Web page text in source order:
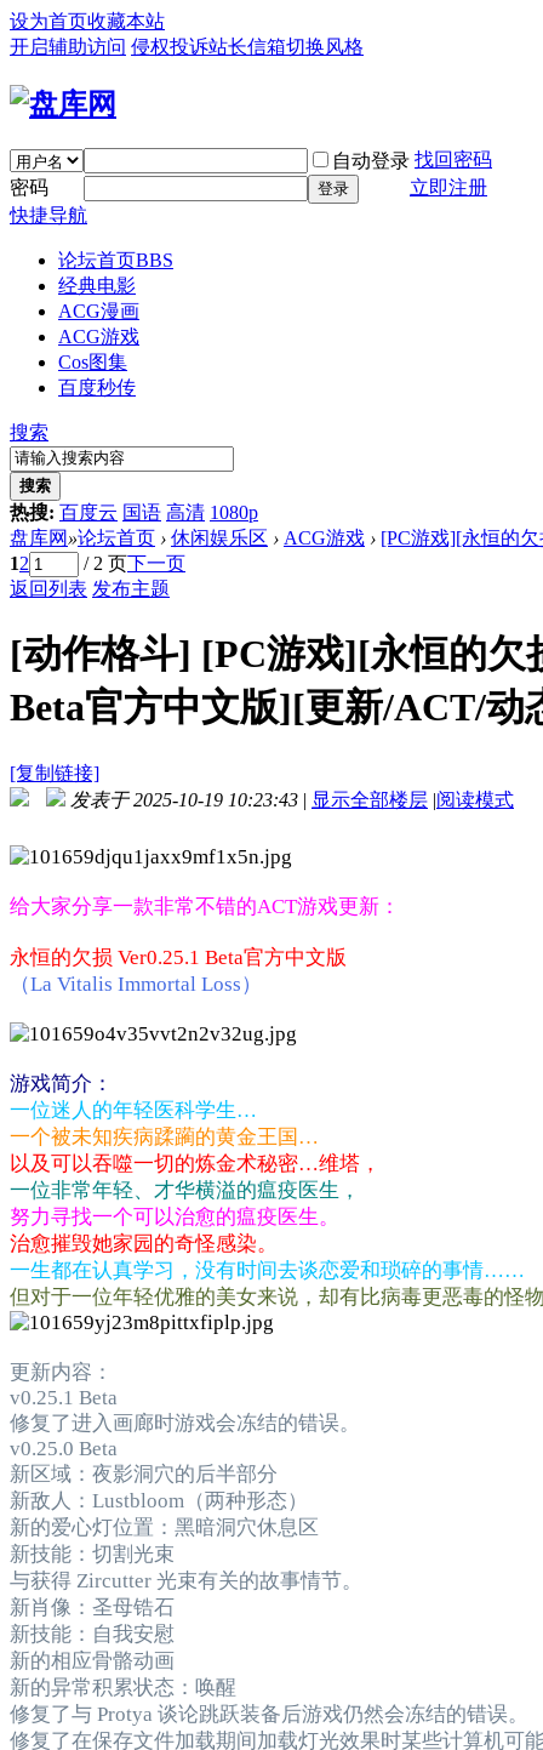
设为首页收藏本站
开启辅助访问 侵权投诉站长信箱切换风格
自动登录 找回密码
密码
登录
立即注册
快捷导航
论坛首页BBS
经典电影
ACG漫画
ACG游戏
Cos图集
百度秒传
搜索
搜索
热搜: 百度云 国语 高清 1080p
盘库网 »论坛首页 › 休闲娱乐区 › ACG游戏 › [PC游戏][永恒的欠
12 / 2 页下一页
返回列表 发布主题
[动作格斗] [PC游戏][永恒的欠
Beta官方中文版][更新/ACT/动
[复制链接]
发表于 2025-10-19 10:23:43 | 显示全部楼层 |阅读模式
给大家分享一款非常不错的ACT游戏更新：
永恒的欠损 Ver0.25.1 Beta官方中文版
（La Vitalis Immortal Loss）
游戏简介：
一位迷人的年轻医科学生…
一个被未知疾病蹂躏的黄金王国…
以及可以吞噬一切的炼金术秘密…维塔，
一位非常年轻、才华横溢的瘟疫医生，
努力寻找一个可以治愈的瘟疫医生。
治愈摧毁她家园的奇怪感染。
一生都在认真学习，没有时间去谈恋爱和琐碎的事情……
但对于一位年轻优雅的美女来说，却有比病毒更恶毒的
更新内容​：
v0.25.1 Beta
修复了进入画廊时游戏会冻结的错误。
v0.25.0 Beta
新区域：夜影洞穴的后半部分
新敌人：Lustbloom（两种形态）
新的爱心灯位置：黑暗洞穴休息区
新技能：切割光束
与获得 Zircutter 光束有关的故事情节。
新肖像：圣母锆石
新技能：自我安慰
新的相应骨骼动画
新的异常积累状态：唤醒
修复了与 Protya 谈论跳跃装备后游戏仍然会冻结的错误。
修复了在保存文件加载期间加载灯光效果时某些计算机可